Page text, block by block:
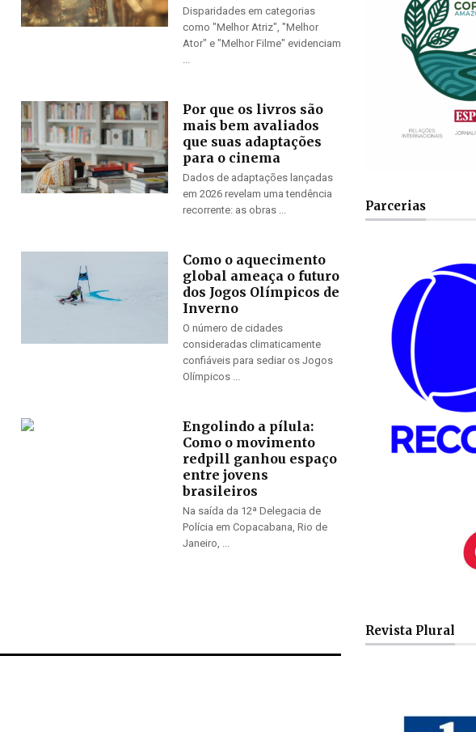
Disparidades em categorias
como "Melhor Atriz", "Melhor
Ator" e "Melhor Filme" evidenciam
...
Por que os livros são
mais bem avaliados
que suas adaptações
para o cinema
Dados de adaptações lançadas
em 2026 revelam uma tendência
recorrente: as obras ...
Como o aquecimento
global ameaça o futuro
dos Jogos Olímpicos de
Inverno
O número de cidades
consideradas climaticamente
confiáveis para sediar os Jogos
Olímpicos ...
Engolindo a pílula:
Como o movimento
redpill ganhou espaço
entre jovens
brasileiros
Na saída da 12ª Delegacia de
Polícia em Copacabana, Rio de
Janeiro, ...
Parcerias
Revista Plural